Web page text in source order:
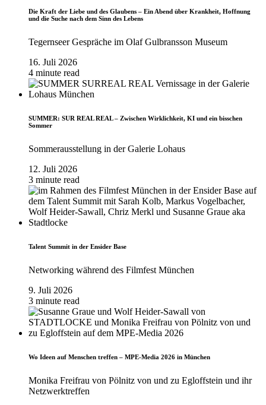
Die Kraft der Liebe und des Glaubens – Ein Abend über Krankheit, Hoffnung
und die Suche nach dem Sinn des Lebens
Tegernseer Gespräche im Olaf Gulbransson Museum
16. Juli 2026
4 minute read
SUMMER: SUR REAL REAL – Zwischen Wirklichkeit, KI und ein bisschen
Sommer
Sommerausstellung in der Galerie Lohaus
12. Juli 2026
3 minute read
Talent Summit in der Ensider Base
Networking während des Filmfest München
9. Juli 2026
3 minute read
Wo Ideen auf Menschen treffen – MPE-Media 2026 in München
Monika Freifrau von Pölnitz von und zu Egloffstein und ihr
Netzwerktreffen